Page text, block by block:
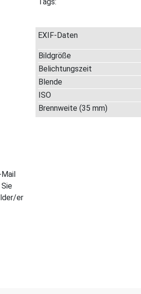
er
EXIF-Daten
Bildgröße
Belichtungszeit
Blende
ISO
Brennweite (35 mm)